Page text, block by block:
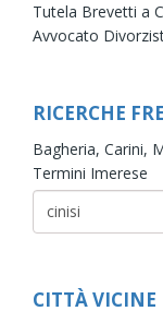
Tutela Brevetti a
Avvocato
RICERCHE
Bagheria, Carini,
Termini Imerese
CITTÀ VICINE